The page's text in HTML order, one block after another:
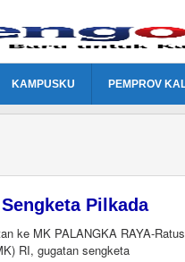
KAMPUSKU PEMPROV
Pilkada
ke MK PALANGKA RAYA-
RI, gugatan sengketa